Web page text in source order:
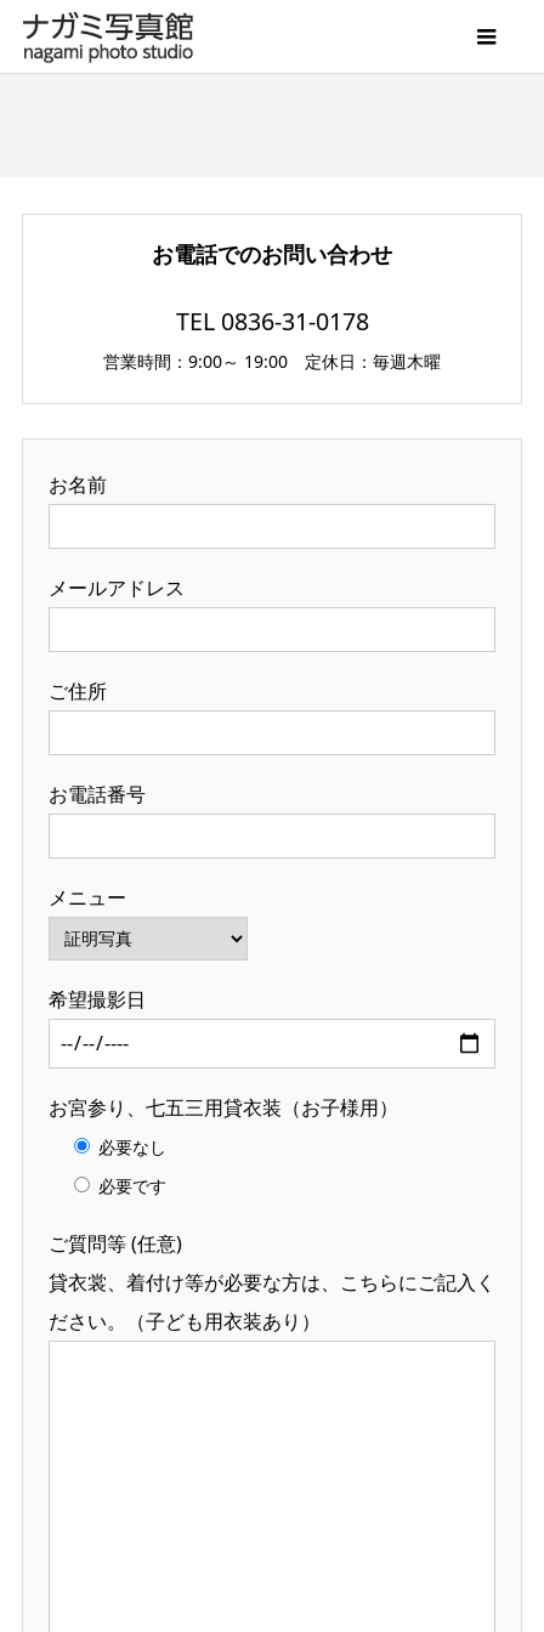
お電話でのお問い合わせ
TEL 0836-31-0178
営業時間：9:00～ 19:00 定休日：毎週木曜
お名前
メールアドレス
ご住所
お電話番号
メニュー
希望撮影日
お宮参り、七五三用貸衣装（お子様用）
必要なし
必要です
ご質問等 (任意)
貸衣裳、着付け等が必要な方は、こちらにご記入く
ださい。（子ども用衣装あり）